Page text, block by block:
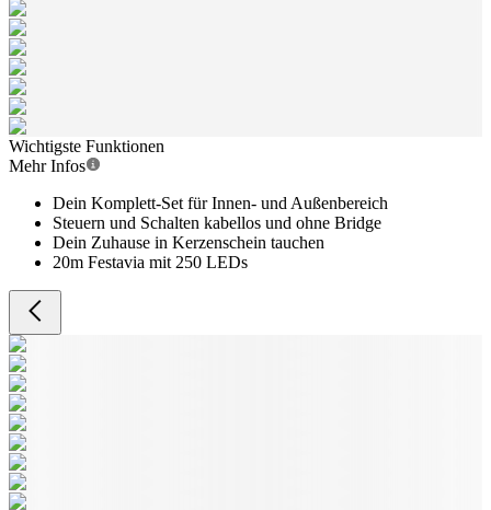
Wichtigste Funktionen
Mehr Infos
Dein Komplett-Set für Innen- und Außenbereich
Steuern und Schalten kabellos und ohne Bridge
Dein Zuhause in Kerzenschein tauchen
20m Festavia mit 250 LEDs